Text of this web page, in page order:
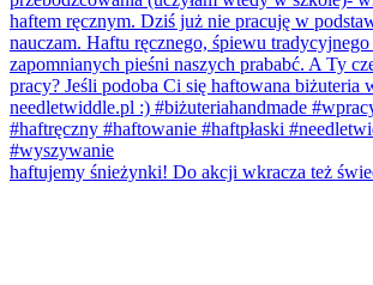
haftujemy śnieżynki! Do akcji wkracza też